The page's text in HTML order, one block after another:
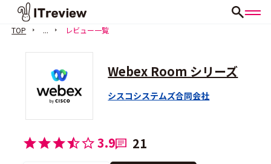
TOP ... レビュー一覧
Webex Room シリーズ
シスコシステムズ合同会社
3.9 21